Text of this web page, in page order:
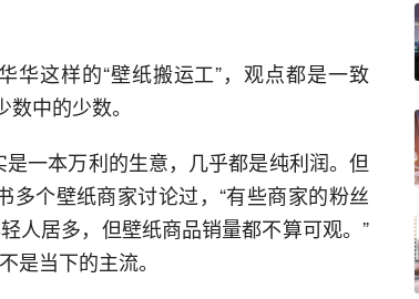
华这样的“壁纸搬运工”，观点都是一致
中的少数。
一本万利的生意，几乎都是纯利润。但
多个壁纸商家讨论过，“有些商家的粉丝
人居多，但壁纸商品销量都不算可观。”
是当下的主流。